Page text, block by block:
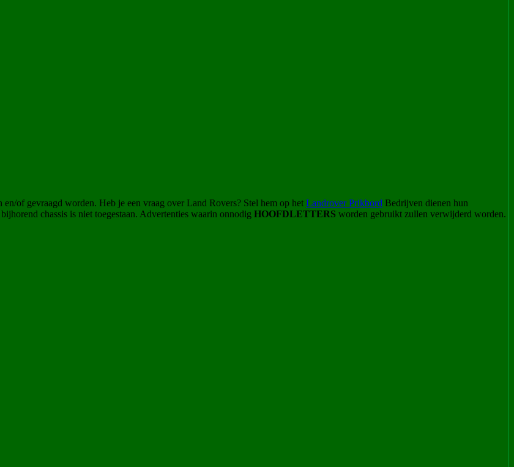
of gevraagd worden. Heb je een vraag over Land Rovers? Stel hem op het Landrover Prikbord Bedrijven dienen hun
chassis is niet toegestaan. Advertenties waarin onnodig HOOFDLETTERS worden gebruikt zullen verwijderd worden.